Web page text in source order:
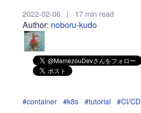
2022-02-06 | 17 min read
Author: noboru-kudo
#container #k8s #tutorial #CI/CD